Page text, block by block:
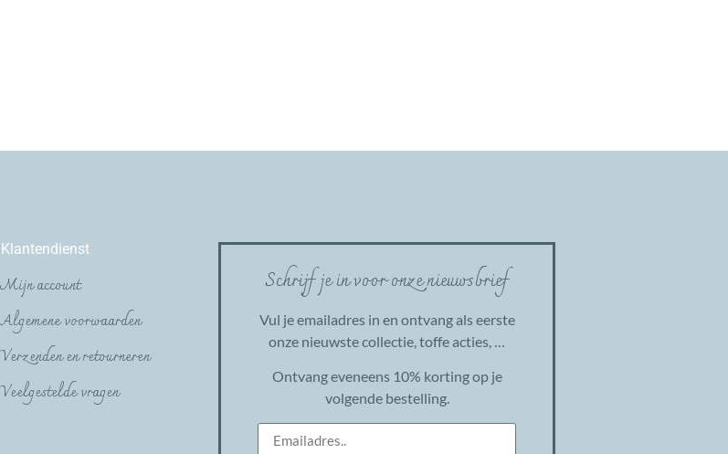
Klantendienst
Mijn account
Algemene voorwaarden
Verzenden en retourneren
Veelgestelde vragen
Schrijf je in voor onze nieuwsbrief
Vul je emailadres in en ontvang als eerste
onze nieuwste collectie, toffe acties, …
Ontvang eveneens 10% korting op je
volgende bestelling.